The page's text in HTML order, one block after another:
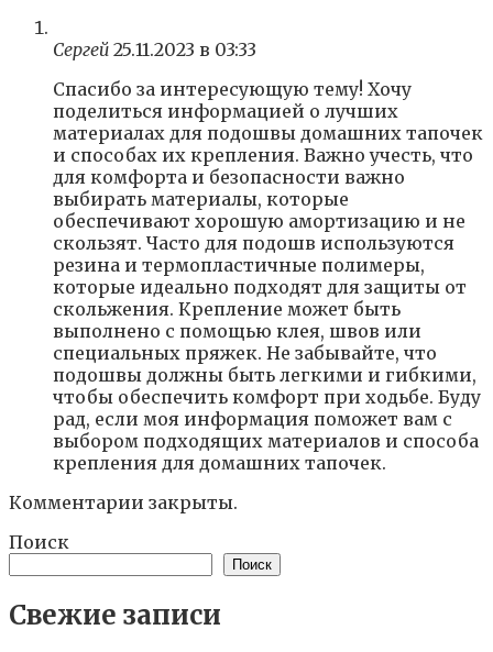
Сергей 25.11.2023 в 03:33
Спасибо за интересующую тему! Хочу
поделиться информацией о лучших
материалах для подошвы домашних тапочек
и способах их крепления. Важно учесть, что
для комфорта и безопасности важно
выбирать материалы, которые
обеспечивают хорошую амортизацию и не
скользят. Часто для подошв используются
резина и термопластичные полимеры,
которые идеально подходят для защиты от
скольжения. Крепление может быть
выполнено с помощью клея, швов или
специальных пряжек. Не забывайте, что
подошвы должны быть легкими и гибкими,
чтобы обеспечить комфорт при ходьбе. Буду
рад, если моя информация поможет вам с
выбором подходящих материалов и способа
крепления для домашних тапочек.
Комментарии закрыты.
Поиск
Поиск
Свежие записи